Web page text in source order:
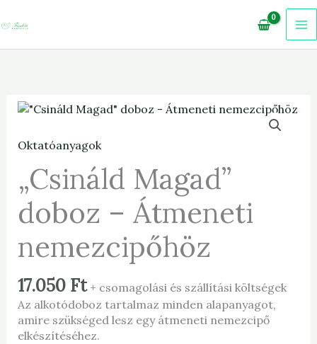
to
Oktatóanyagok
„Csináld Magad”
doboz – Átmeneti
nemezcipőhöz
17.050 Ft + csomagolási és szállítási költségek
Az alkotódoboz tartalmaz minden alapanyagot,
amire szükséged lesz egy átmeneti nemezcipő
elkészítéséhez.
"Csináld
doboz
Átmeneti
nemezcipőhöz
mennyiség